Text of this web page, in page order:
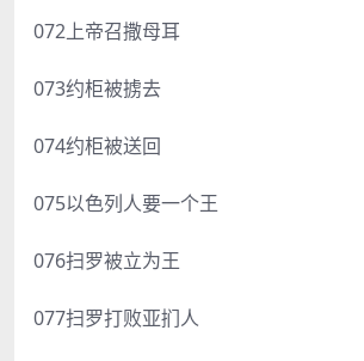
072上帝召撒母耳
073约柜被掳去
074约柜被送回
075以色列人要一个王
076扫罗被立为王
077扫罗打败亚扪人